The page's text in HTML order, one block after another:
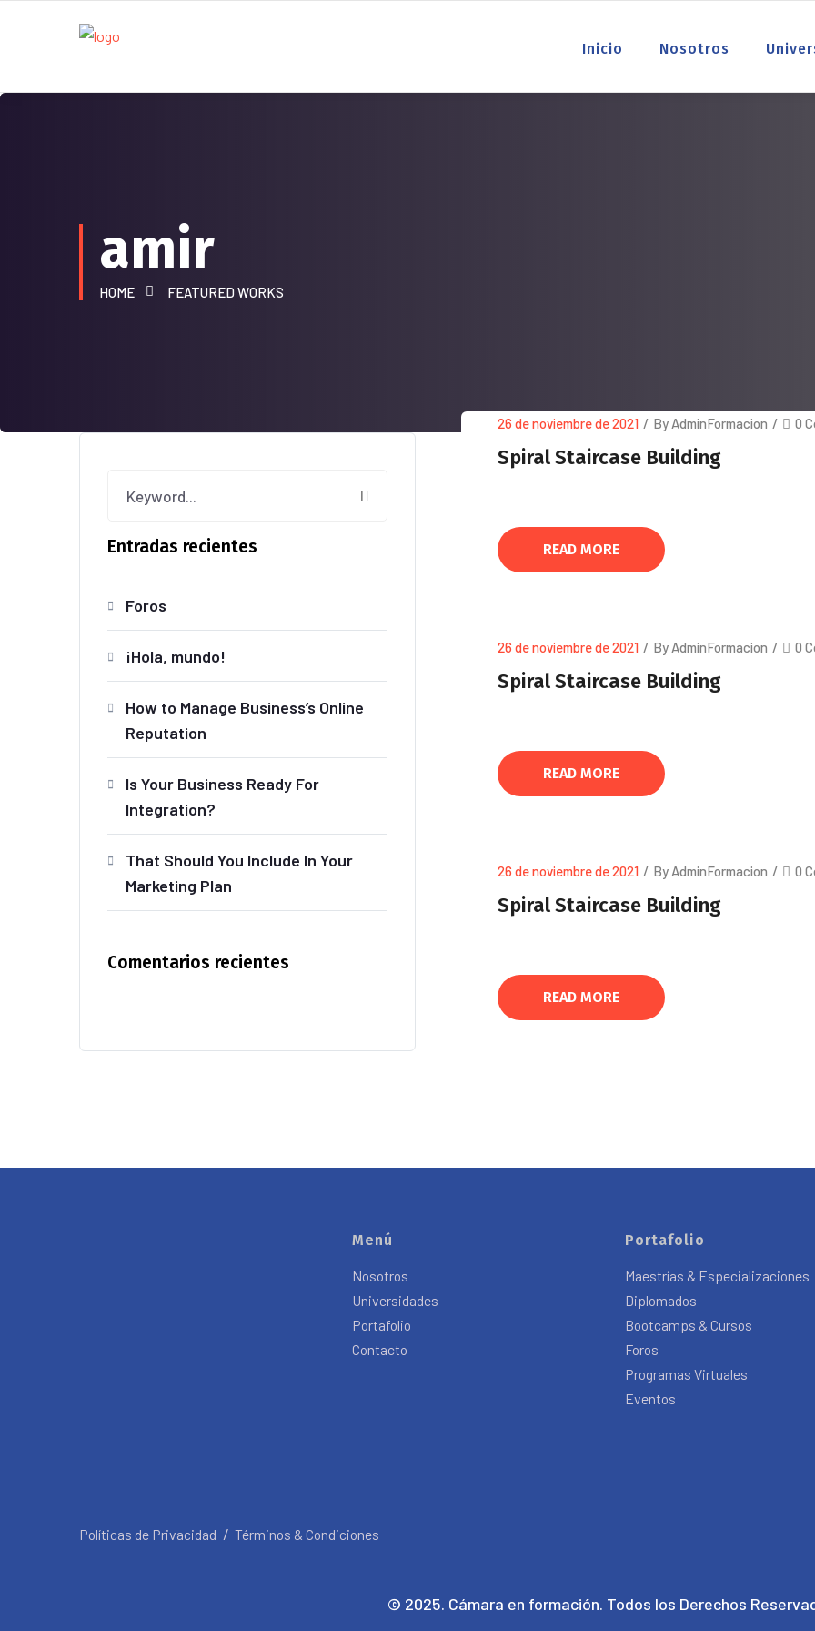
Inicio Nosotros
amir
HOME FEATURED WORKS
Entradas recientes
Foros
¡Hola, mundo!
How to Manage Business’s Online
Reputation
Is Your Business Ready For
Integration?
That Should You Include In Your
Marketing Plan
Comentarios recientes
26 de noviembre de 2021 / By AdminFormacion / 0
Spiral Staircase Building
READ MORE
26 de noviembre de 2021 / By AdminFormacion / 0
Spiral Staircase Building
READ MORE
26 de noviembre de 2021 / By AdminFormacion / 0
Spiral Staircase Building
READ MORE
Menú
Nosotros
Universidades
Portafolio
Contacto
Portafolio
Maestrías & Especializaciones
Diplomados
Bootcamps & Cursos
Foros
Programas Virtuales
Eventos
Políticas de Privacidad Términos & Condiciones
© 2025. Cámara en formación. Todos los Derechos